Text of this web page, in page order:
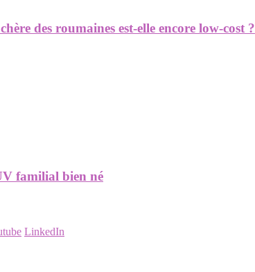
des roumaines est-elle encore low-cost ?
familial bien né
LinkedIn